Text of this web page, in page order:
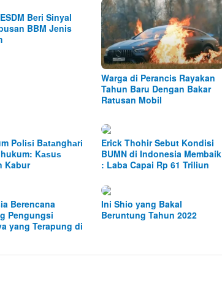
Beri Sinyal
BBM Jenis
Warga di Perancis Rayakan
Tahun Baru Dengan Bakar
Ratusan Mobil
Pоlіѕі Bаtаnghаrі
Kаѕuѕ
Kabur
Erick Thohir Sebut Kondisi
BUMN di Indonesia Membaik
: Laba Capai Rp 61 Triliun
Berencana
Pengungsi
yang Terapung di
Ini Shio yang Bakal
Beruntung Tahun 2022